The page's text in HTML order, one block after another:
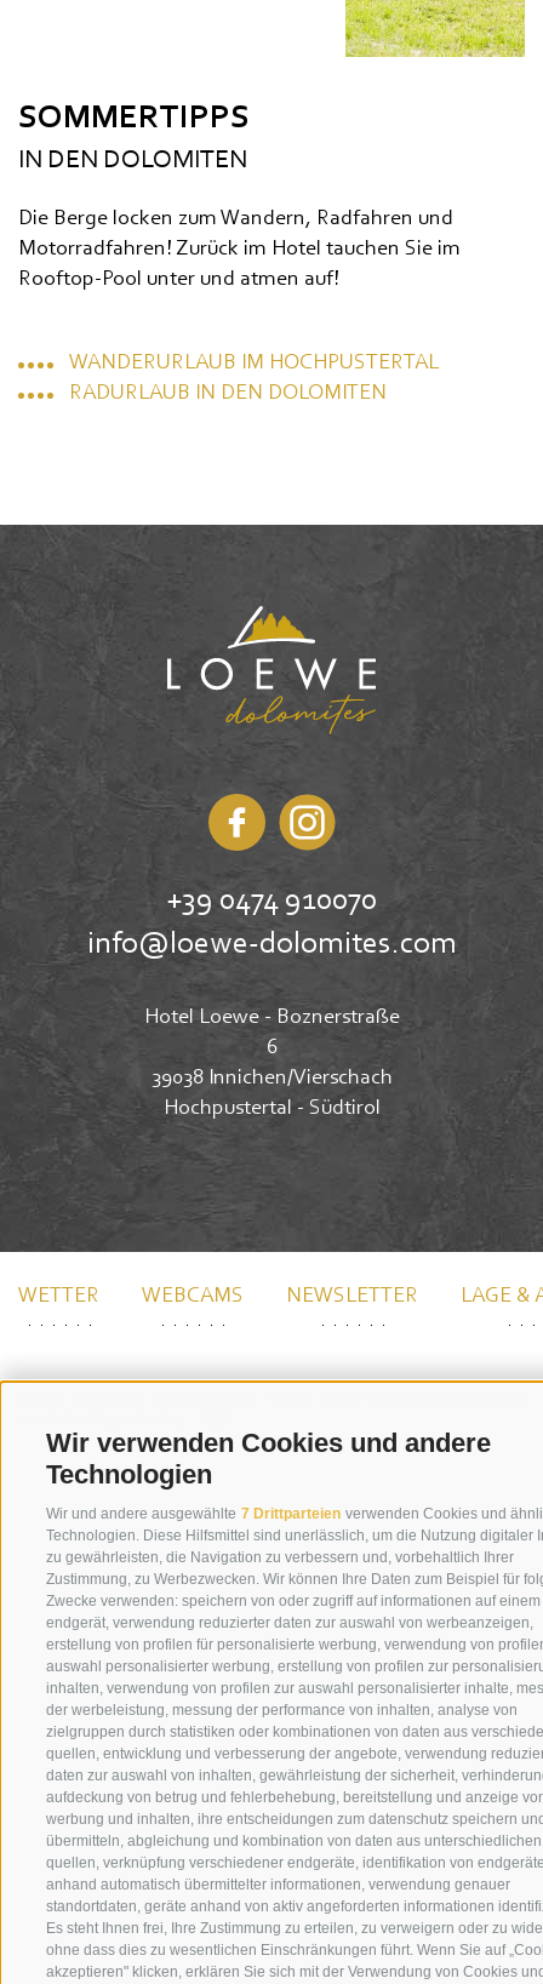
Wir verwenden Cookies und andere
Technologien
Wir und andere ausgewählte 7 Drittparteien verwenden Cookies und
Technologien. Diese Hilfsmittel sind unerlässlich, um die Nutzung digitaler
zu gewährleisten, die Navigation zu verbessern und, vorbehaltlich Ihrer
Zustimmung, zu Werbezwecken. Wir können Ihre Daten zum Beispiel für
Zwecke verwenden: speichern von oder zugriff auf informationen auf einem
endgerät, verwendung reduzierter daten zur auswahl von werbeanzeigen,
erstellung von profilen für personalisierte werbung, verwendung von
auswahl personalisierter werbung, erstellung von profilen zur
inhalten, verwendung von profilen zur auswahl personalisierter inhalte,
der werbeleistung, messung der performance von inhalten, analyse von
zielgruppen durch statistiken oder kombinationen von daten aus
quellen, entwicklung und verbesserung der angebote, verwendung
daten zur auswahl von inhalten, gewährleistung der sicherheit,
aufdeckung von betrug und fehlerbehebung, bereitstellung und anzeige
werbung und inhalten, ihre entscheidungen zum datenschutz speichern
übermitteln, abgleichung und kombination von daten aus unterschiedlichen
quellen, verknüpfung verschiedener endgeräte, identifikation von
anhand automatisch übermittelter informationen, verwendung genauer
standortdaten, geräte anhand von aktiv angeforderten informationen
Es steht Ihnen frei, Ihre Zustimmung zu erteilen, zu verweigern oder zu
ohne dass dies zu wesentlichen Einschränkungen führt. Wenn Sie auf
akzeptieren" klicken, erklären Sie sich mit der Verwendung von Cookies
SOMMERTIPPS
IN DEN DOLOMITEN
Die Berge locken zum Wandern, Radfahren und
Motorradfahren! Zurück im Hotel tauchen Sie im
Rooftop-Pool unter und atmen auf!
WANDERURLAUB IM HOCHPUSTERTAL
RADURLAUB IN DEN DOLOMITEN
+39 0474 910070
info@loewe-dolomites.com
Hotel Loewe - Boznerstraße
6
39038 Innichen/Vierschach
Hochpustertal - Südtirol
WETTER WEBCAMS NEWSLETTER LAGE &